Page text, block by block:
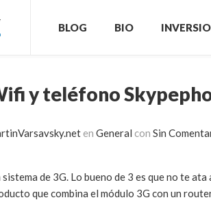
BLOG BIO
y teléfono
en General con Sin
de 3G. Lo bueno de 3 es que no te
que combina el módulo 3G con un